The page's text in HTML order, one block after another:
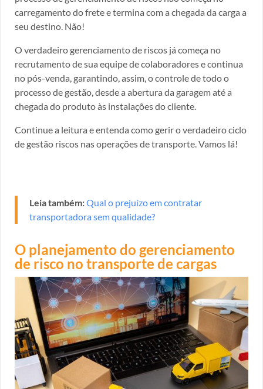
carregamento do frete e termina com a chegada da carga a
seu destino. Não!
O verdadeiro gerenciamento de riscos já começa no
recrutamento de sua equipe de colaboradores e continua
no pós-venda, garantindo, assim, o controle de todo o
processo de gestão, desde a abertura da garagem até a
chegada do produto às instalações do cliente.
Continue a leitura e entenda como gerir o verdadeiro ciclo
de gestão riscos nas operações de transporte. Vamos lá!
Leia também:Qual o prejuízo em contratar
transportadora sem qualidade?
O planejamento do gerenciamento
de risco no transporte de cargas